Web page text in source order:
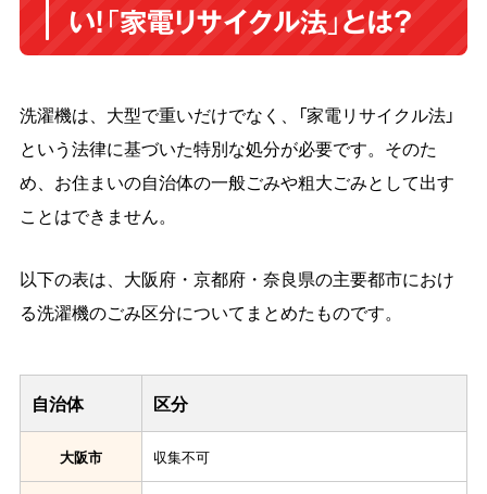
い！「家電リサイクル法」とは？
洗濯機は、大型で重いだけでなく、「家電リサイクル法」
という法律に基づいた特別な処分が必要です。そのた
め、お住まいの自治体の一般ごみや粗大ごみとして出す
ことはできません。
以下の表は、大阪府・京都府・奈良県の主要都市におけ
る洗濯機のごみ区分についてまとめたものです。
自治体 区分
大阪市 収集不可